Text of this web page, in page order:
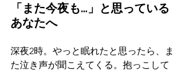
「また今夜も…」と思っている
あなたへ
深夜2時。やっと眠れたと思ったら、ま
た泣き声が聞こえてくる。抱っこして